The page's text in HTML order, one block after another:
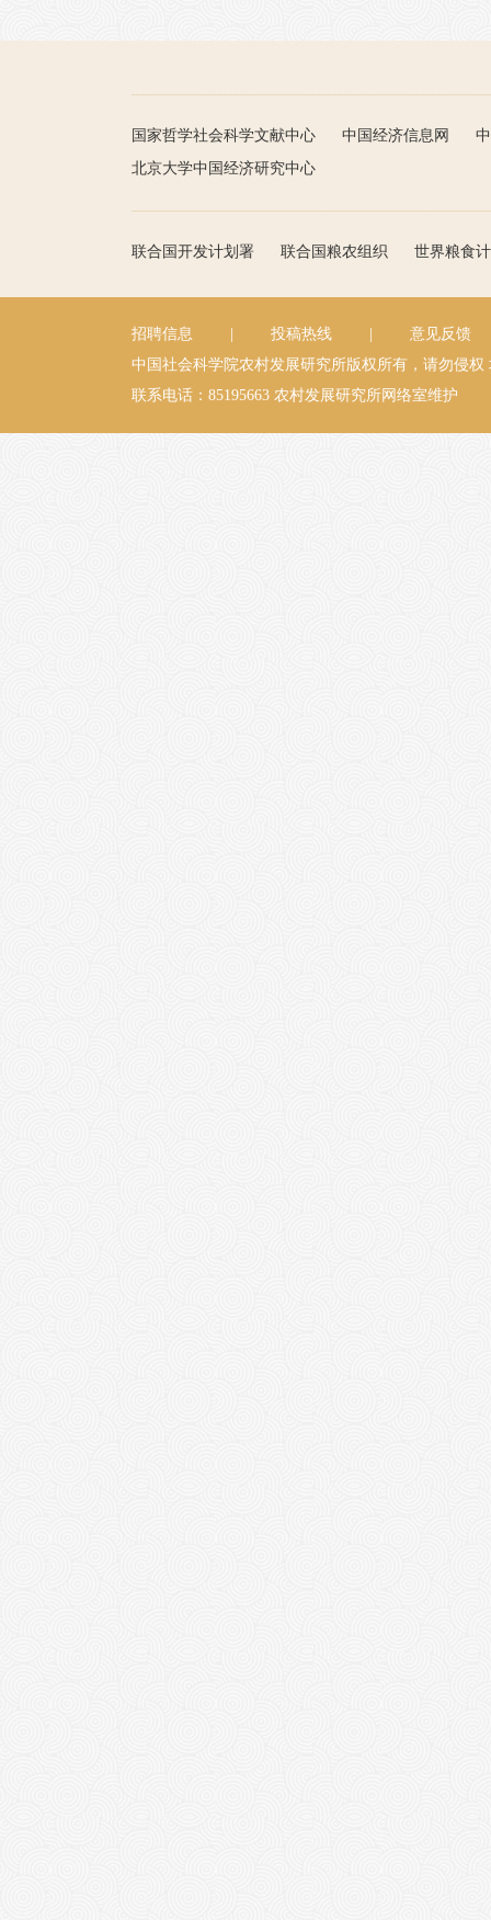
国家哲学社会科学文献中心 中国经济信息网
北京大学中国经济研究中心
联合国开发计划署 联合国粮农组织 世界粮食
招聘信息 投稿热线
意见反馈
中国社会科学院农村发展研究所版权所有，请勿侵权
联系电话：85195663 农村发展研究所网络室维护